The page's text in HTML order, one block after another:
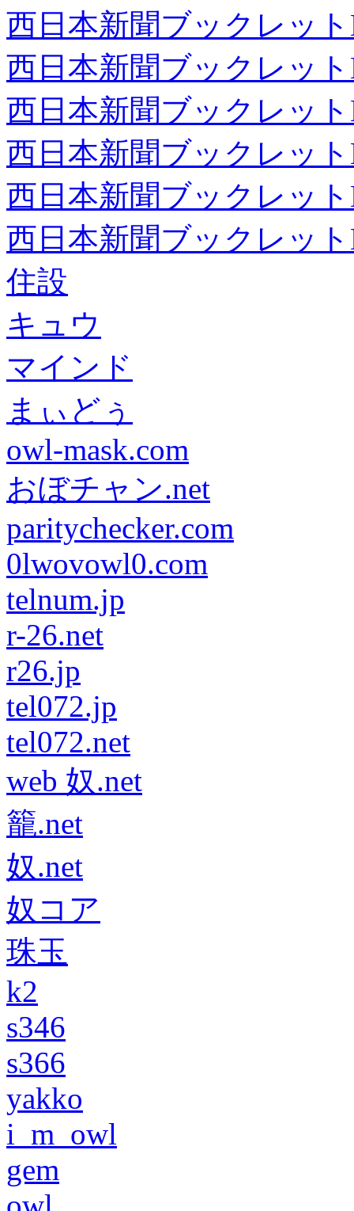
西日本新聞ブックレッ
西日本新聞ブックレッ
西日本新聞ブックレッ
西日本新聞ブックレッ
西日本新聞ブックレッ
西日本新聞ブックレッ
住設
キュウ
マインド
まぃどぅ
owl-mask.com
おぼチャン.net
paritychecker.com
0lwovowl0.com
telnum.jp
r-26.net
r26.jp
tel072.jp
tel072.net
web 奴.net
籠.net
奴.net
奴コア
珠玉
k2
s346
s366
yakko
i_m_owl
gem